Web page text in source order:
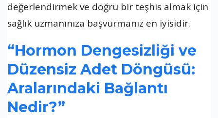
değerlendirmek ve doğru bir teşhis almak için
sağlık uzmanınıza başvurmanız en iyisidir.
“Hormon Dengesizliği ve
Düzensiz Adet Döngüsü:
Aralarındaki Bağlantı
Nedir?”